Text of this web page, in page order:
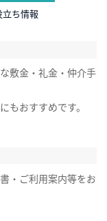
ち情報
敷金・礼金・仲介手
もおすすめです。
・ご利用案内等をお